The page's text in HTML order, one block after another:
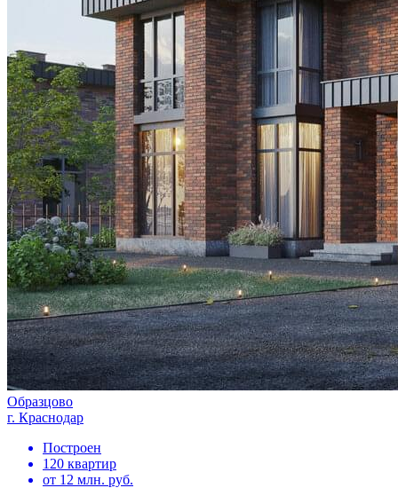
Образцово
г. Краснодар
Построен
120 квартир
от 12 млн. руб.